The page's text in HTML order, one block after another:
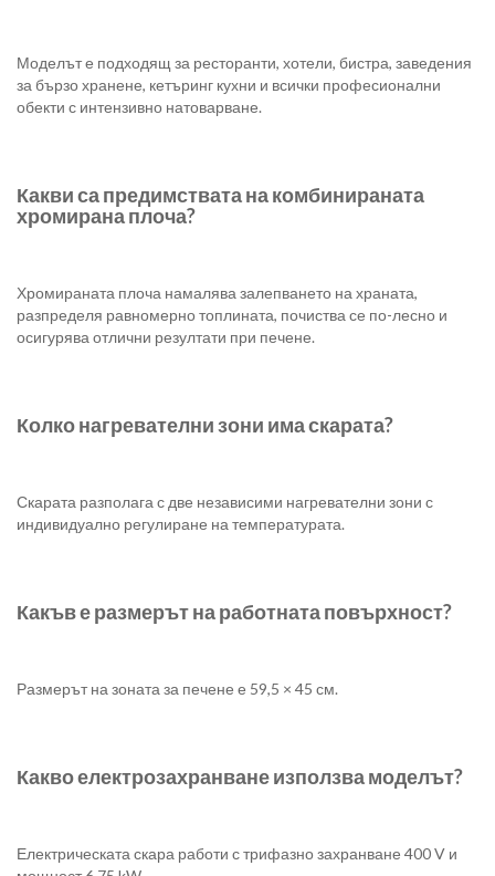
Моделът е подходящ за ресторанти, хотели, бистра, заведения
за бързо хранене, кетъринг кухни и всички професионални
обекти с интензивно натоварване.
Какви са предимствата на комбинираната
хромирана плоча?
Хромираната плоча намалява залепването на храната,
разпределя равномерно топлината, почиства се по-лесно и
осигурява отлични резултати при печене.
Колко нагревателни зони има скарата?
Скарата разполага с две независими нагревателни зони с
индивидуално регулиране на температурата.
Какъв е размерът на работната повърхност?
Размерът на зоната за печене е 59,5 × 45 см.
Какво електрозахранване използва моделът?
Електрическата скара работи с трифазно захранване 400 V и